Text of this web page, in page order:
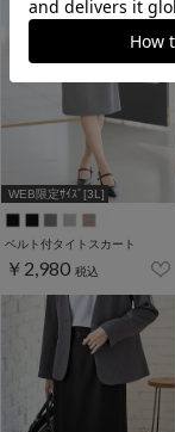
WEB限定ｻｲｽﾞ[3L]
ベルト付タイトスカート
￥2,980 税込